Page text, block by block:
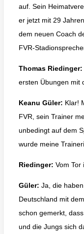
auf. Sein
er jetzt mit 29
dem neuen Coach
FVR-
Thomas Riedinger:
ersten Übungen mit
Keanu Güler: Klar!
FVR, sein Trainer
unbedingt auf dem
wurde meine
Riedinger: Vom Tor
Güler: Ja, die
Deutschland mit
schon gemerkt,
und die Jungs sich